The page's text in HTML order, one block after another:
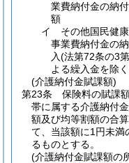
業費納付金の納
額
イ
その他国民健
事業費納付金の
入(法第72条の3
よる繰入金を除
(介護納付金賦課額)
第23条
保険料の賦課
帯に属する介護納付
額及び均等割額の合
て、当該額に1円未満
るものとする。
(介護納付金賦課額の